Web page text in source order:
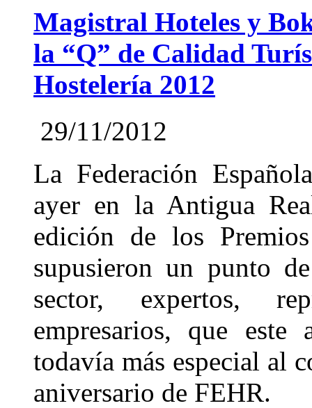
Magistral Hoteles y
la “Q” de Calidad
Hostelería 2012
29/11/2012
La Federación
ayer en la Antigua
edición de los
supusieron un punto
sector, expertos,
empresarios, que
todavía más especial al
aniversario de FEHR.